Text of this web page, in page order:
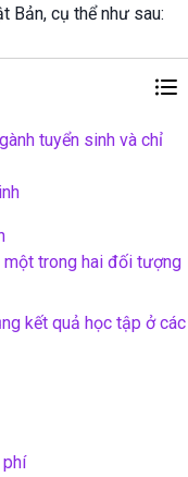
Bản, cụ thể như sau:
tuyển sinh và chỉ
một trong hai đối tượng
kết quả học tập ở các
phí